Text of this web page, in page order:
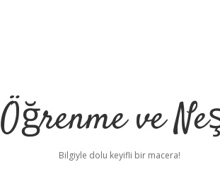
Öğrenme ve
Bilgiyle dolu keyifli bir macera!